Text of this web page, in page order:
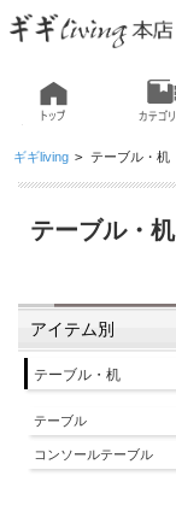
ギギliving > テーブル・机
テーブル・机
アイテム別
テーブル・机
テーブル
コンソールテーブル